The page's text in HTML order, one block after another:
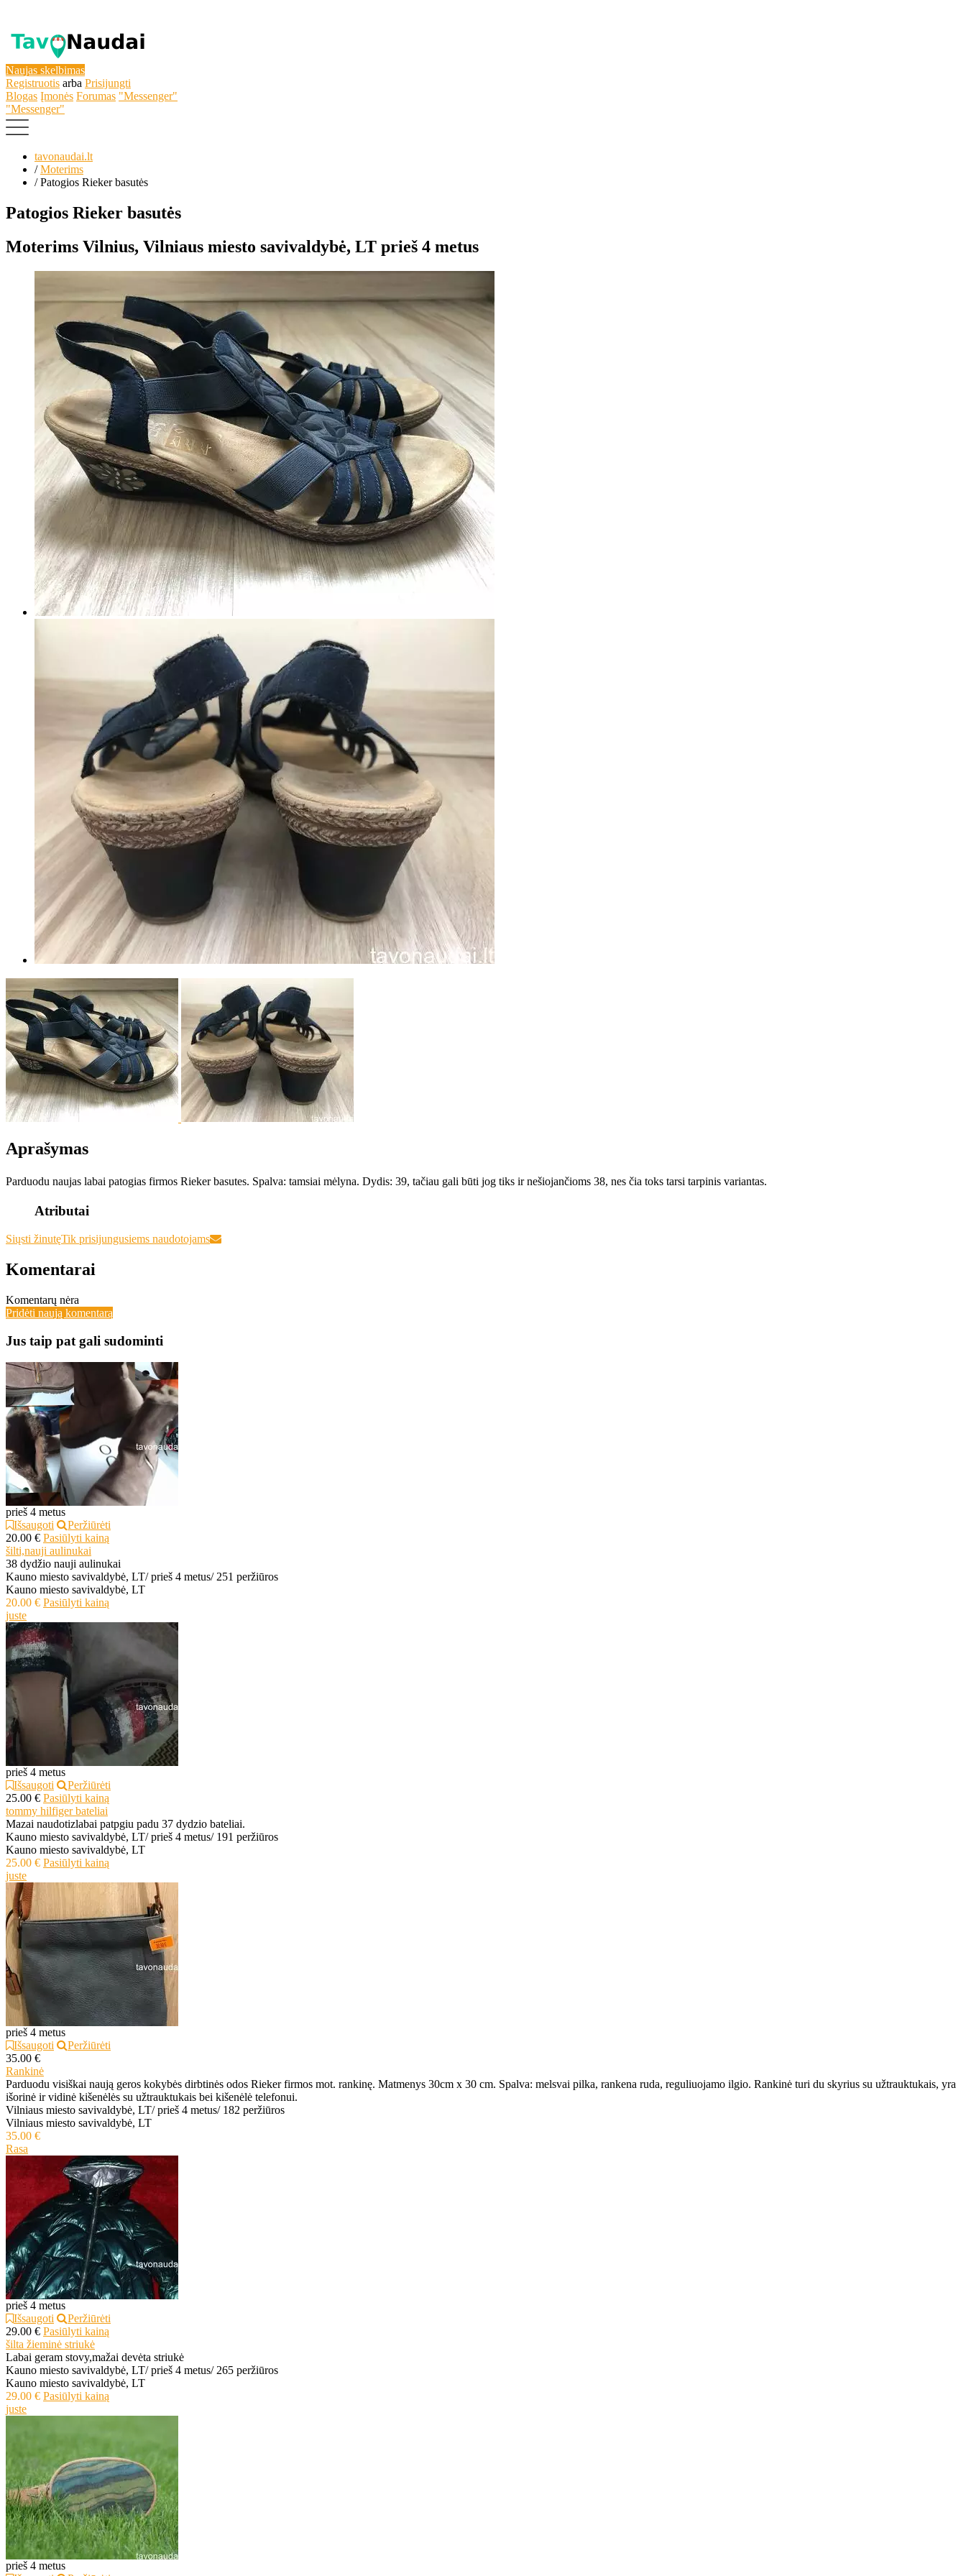
Naujas skelbimas
Registruotis arba Prisijungti
Blogas Įmonės Forumas "Messenger"
"Messenger"
tavonaudai.lt
/Moterims
/Patogios Rieker basutės
Patogios Rieker basutės
Moterims Vilnius, Vilniaus miesto savivaldybė, LT prieš 4 metus
Aprašymas
Parduodu naujas labai patogias firmos Rieker basutes. Spalva: tamsiai mėlyna. Dydis: 39, tačiau gali būti jog tiks ir nešiojančioms 38, nes čia toks tarsi tarpinis variantas.
Atributai
Siųsti žinutęTik prisijungusiems naudotojams
Komentarai
Komentarų nėra
Pridėti naują komentarą
Jus taip pat gali sudominti
prieš 4 metus
Išsaugoti
Peržiūrėti
20.00 € Pasiūlyti kainą
šilti,nauji aulinukai
38 dydžio nauji aulinukai
Kauno miesto savivaldybė, LT/ prieš 4 metus/ 251 peržiūros
Kauno miesto savivaldybė, LT
20.00 € Pasiūlyti kainą
juste
prieš 4 metus
Išsaugoti
Peržiūrėti
25.00 € Pasiūlyti kainą
tommy hilfiger bateliai
Mazai naudotizlabai patpgiu padu 37 dydzio bateliai.
Kauno miesto savivaldybė, LT/ prieš 4 metus/ 191 peržiūros
Kauno miesto savivaldybė, LT
25.00 € Pasiūlyti kainą
juste
prieš 4 metus
Išsaugoti
Peržiūrėti
35.00 €
Rankinė
Parduodu visiškai naują geros kokybės dirbtinės odos Rieker firmos mot. rankinę. Matmenys 30cm x 30 cm. Spalva: melsvai pilka, rankena ruda, reguliuojamo ilgio. Rankinė turi du skyrius su užtrauktukais, yra
išorinė ir vidinė kišenėlės su užtrauktukais bei kišenėlė telefonui.
Vilniaus miesto savivaldybė, LT/ prieš 4 metus/ 182 peržiūros
Vilniaus miesto savivaldybė, LT
35.00 €
Rasa
prieš 4 metus
Išsaugoti
Peržiūrėti
29.00 € Pasiūlyti kainą
šilta žieminė striukė
Labai geram stovy,mažai devėta striukė
Kauno miesto savivaldybė, LT/ prieš 4 metus/ 265 peržiūros
Kauno miesto savivaldybė, LT
29.00 € Pasiūlyti kainą
juste
prieš 4 metus